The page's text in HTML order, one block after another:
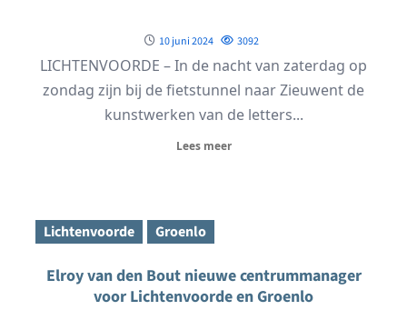
10 juni 2024 3092
LICHTENVOORDE – In de nacht van zaterdag op
zondag zijn bij de fietstunnel naar Zieuwent de
kunstwerken van de letters...
Lees meer
Lichtenvoorde Groenlo
Elroy van den Bout nieuwe centrummanager
voor Lichtenvoorde en Groenlo